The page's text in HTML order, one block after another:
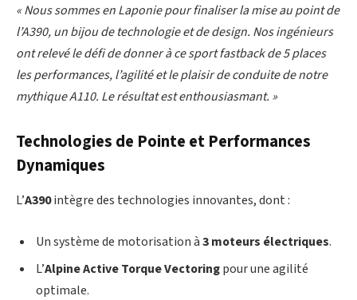
« Nous sommes en Laponie pour finaliser la mise au point de
l’A390, un bijou de technologie et de design. Nos ingénieurs
ont relevé le défi de donner à ce sport fastback de 5 places
les performances, l’agilité et le plaisir de conduite de notre
mythique A110. Le résultat est enthousiasmant. »
Technologies de Pointe et Performances
Dynamiques
L’A390intègre des technologies innovantes, dont :
Un système de motorisation à3 moteurs électriques.
L’Alpine Active Torque Vectoringpour une agilité
optimale.